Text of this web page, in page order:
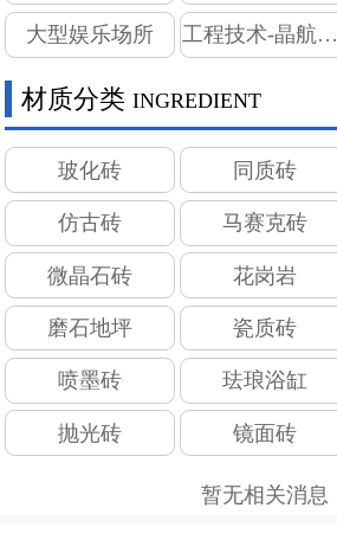
大型娱乐场所 工程技术-晶航纳米
材质分类INGREDIENT
玻化砖 同质砖
仿古砖 马赛克砖
微晶石砖 花岗岩
磨石地坪 瓷质砖
喷墨砖 珐琅浴缸
抛光砖 镜面砖
暂无相关消息